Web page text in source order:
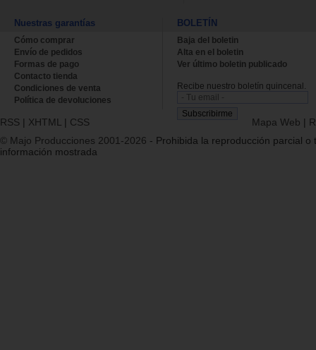
Nuestras garantías
Cómo comprar
Envío de pedidos
Formas de pago
Contacto tienda
Condiciones de venta
Política de devoluciones
BOLETÍN
Baja del boletin
Alta en el boletin
Ver último boletin publicado
Recibe nuestro boletín quincenal.
RSS | XHTML | CSS Mapa Web |
© Majo Producciones 2001-2026 - Prohibida la reproducción parcial o
información mostrada